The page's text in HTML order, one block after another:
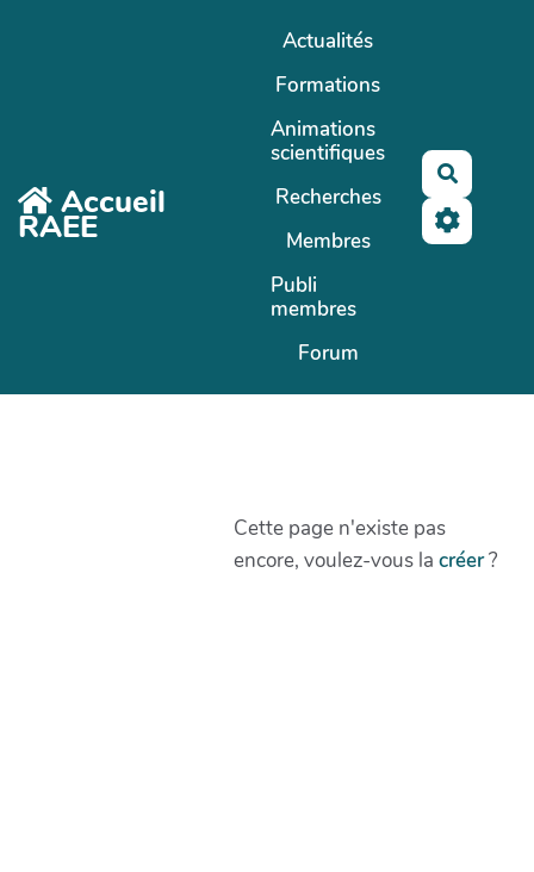
Accueil
RAEE
Actualités
Formations
Animations
scientifiques
Recherches
Membres
Publi
membres
Forum
Cette page n'existe pas
encore, voulez-vous la créer?